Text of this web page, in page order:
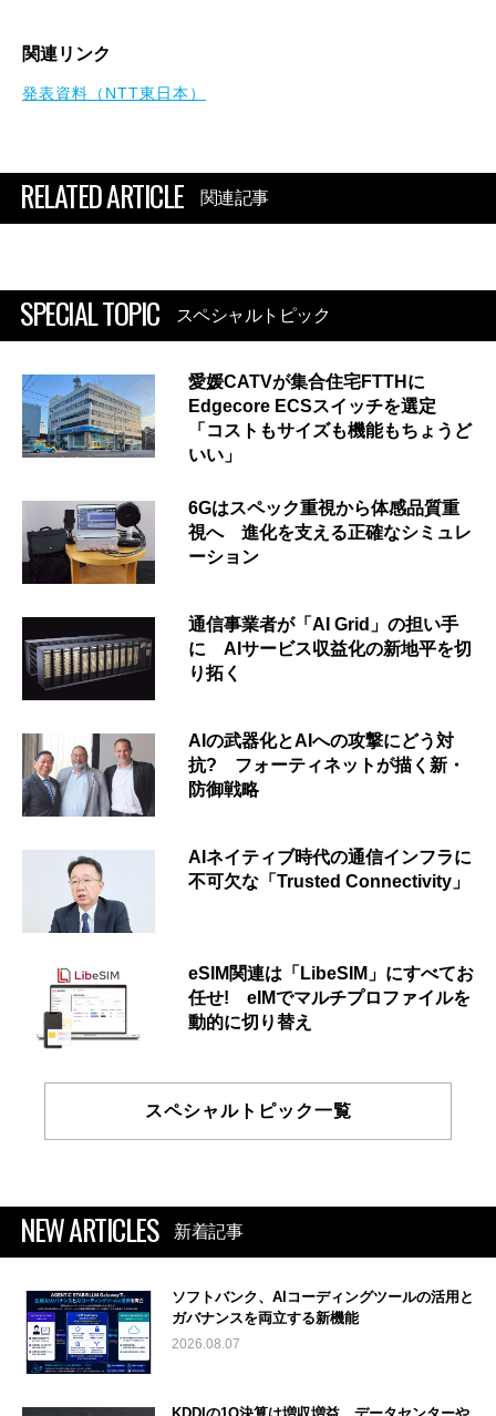
関連リンク
発表資料（NTT東日本）
RELATED ARTICLE 関連記事
SPECIAL TOPIC スペシャルトピック
愛媛CATVが集合住宅FTTHに
Edgecore ECSスイッチを選定
「コストもサイズも機能もちょうど
いい」
6Gはスペック重視から体感品質重
視へ 進化を支える正確なシミュレ
ーション
通信事業者が「AI Grid」の担い手
に AIサービス収益化の新地平を切
り拓く
AIの武器化とAIへの攻撃にどう対
抗? フォーティネットが描く新・
防御戦略
AIネイティブ時代の通信インフラに
不可欠な「Trusted Connectivity」
eSIM関連は「LibeSIM」にすべてお
任せ! eIMでマルチプロファイルを
動的に切り替え
スペシャルトピック一覧
NEW ARTICLES 新着記事
ソフトバンク、AIコーディングツールの活用と
ガバナンスを両立する新機能
2026.08.07